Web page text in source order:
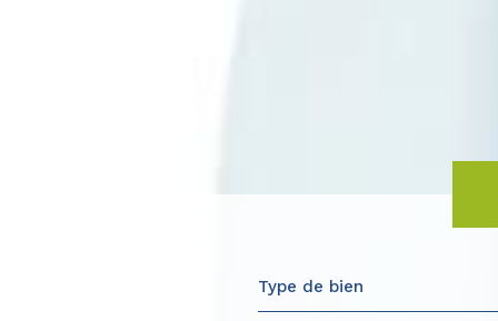
Type de bien